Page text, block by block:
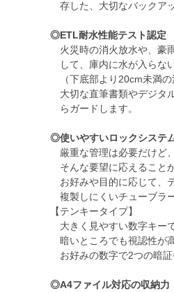
存した、大切なバックア
◎ETL耐水性能テスト認定
火災時の消火放水や、豪
して、庫内に水が入らな
（下底部より20cm未満の
大切な直筆書類やデジタ
らガードします。
◎使いやすいロックシステ
厳重な管理は必要だけど
そんな要望に応えること
お好みや目的に応じて、
複製しにくいチューブラ
【テンキータイプ】
大きく見やすい数字キー
暗いところでも視認性が
お好みの数字で2つの暗証
◎A4ファイル対応の収納力